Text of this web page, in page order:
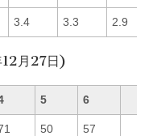
3.4 3.3 2.9
月27日)
5 6
50 57